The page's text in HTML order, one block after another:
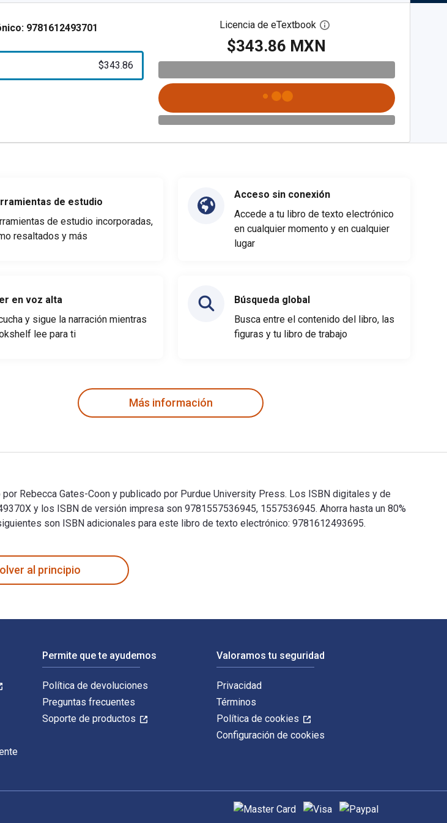
9781612493701
$343.86
Licencia de eTextbook Abre el cuadro de diálogo
$343.86 MXN
de estudio
de estudio incorporadas,
resaltados y más
en voz alta
y sigue la narración mientras
lee para ti
Acceso sin conexión
Accede a tu libro de texto electrónico
en cualquier momento y en cualquier
lugar
Búsqueda global
Busca entre el contenido del libro, las
figuras y tu libro de trabajo
Más información
Rebecca Gates-Coon y publicado por Purdue University Press. Los ISBN digitales y de
y los ISBN de versión impresa son 9781557536945, 1557536945. Ahorra hasta un 80%
son ISBN adicionales para este libro de texto electrónico: 9781612493695.
al principio
Permite que te ayudemos
Política de devoluciones
Preguntas frecuentes
Soporte de productos
Valoramos tu seguridad
Privacidad
Términos
Política de cookies
Configuración de cookies
Métodos de pago admitidos